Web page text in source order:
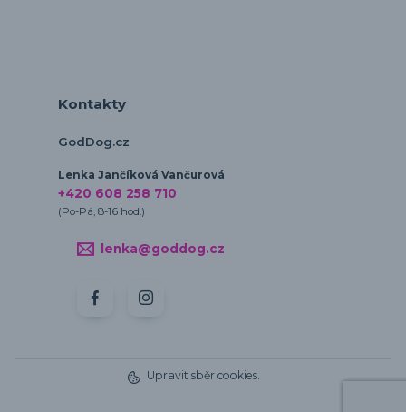
Kontakty
GodDog.cz
Lenka Jančíková Vančurová
+420 608 258 710
(Po-Pá, 8-16 hod.)
lenka@goddog.cz
Upravit sběr cookies.